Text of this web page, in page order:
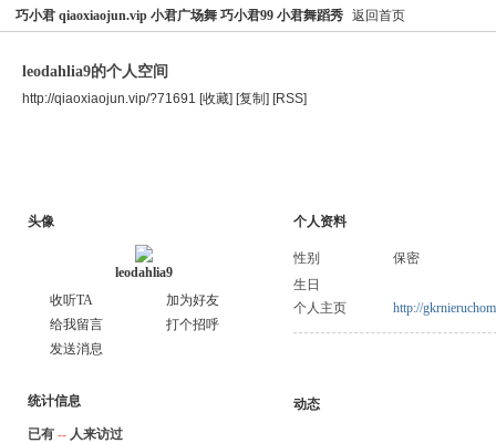
巧小君 qiaoxiaojun.vip 小君广场舞 巧小君99 小君舞蹈秀 返回首页
leodahlia9的个人空间
http://qiaoxiaojun.vip/?71691 [收藏] [复制] [RSS]
头像
leodahlia9
收听TA
加为好友
给我留言
打个招呼
发送消息
统计信息
已有 -- 人来访过
个人资料
性别
保密
生日
个人主页
http://
动态